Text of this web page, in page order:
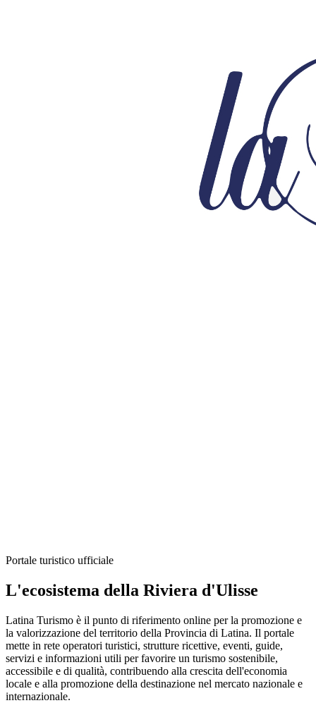
Portale turistico ufficiale
L'ecosistema della Riviera d'Ulisse
Latina Turismo è il punto di riferimento online per la promozione e
la valorizzazione del territorio della Provincia di Latina. Il portale
mette in rete operatori turistici, strutture ricettive, eventi, guide,
servizi e informazioni utili per favorire un turismo sostenibile,
accessibile e di qualità, contribuendo alla crescita dell'economia
locale e alla promozione della destinazione nel mercato nazionale e
internazionale.